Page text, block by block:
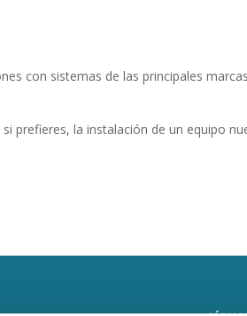
con sistemas de las principales
prefieres, la instalación de un equipo